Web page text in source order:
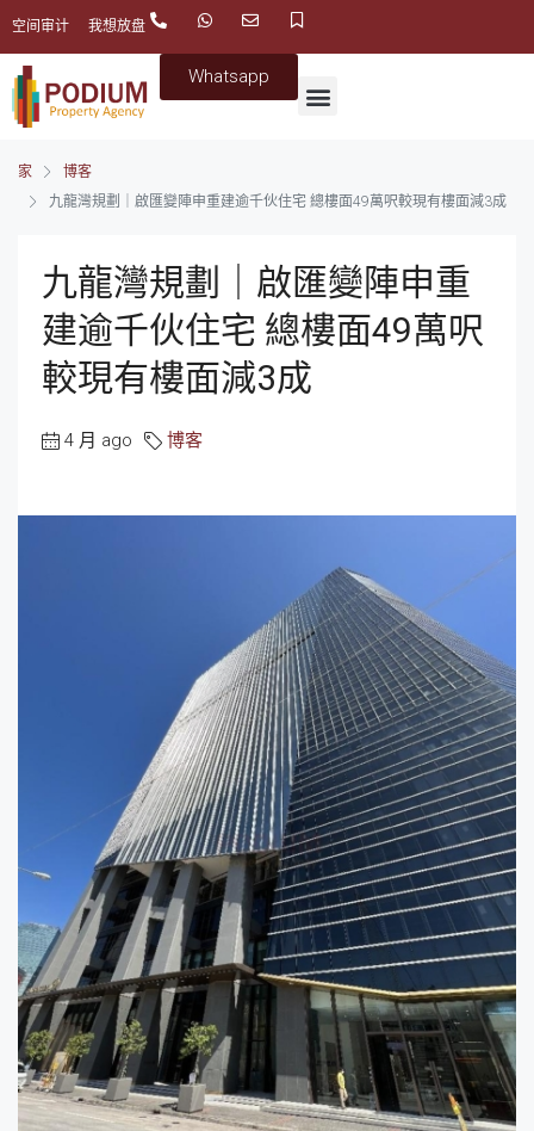
空间审计 我想放盘
Whatsapp
家
博客
九龍灣規劃｜啟匯變陣申重建逾千伙住宅 總樓面49萬呎較現有樓面減3成
九龍灣規劃｜啟匯變陣申重
建逾千伙住宅 總樓面49萬呎
較現有樓面減3成
4 月 ago 博客